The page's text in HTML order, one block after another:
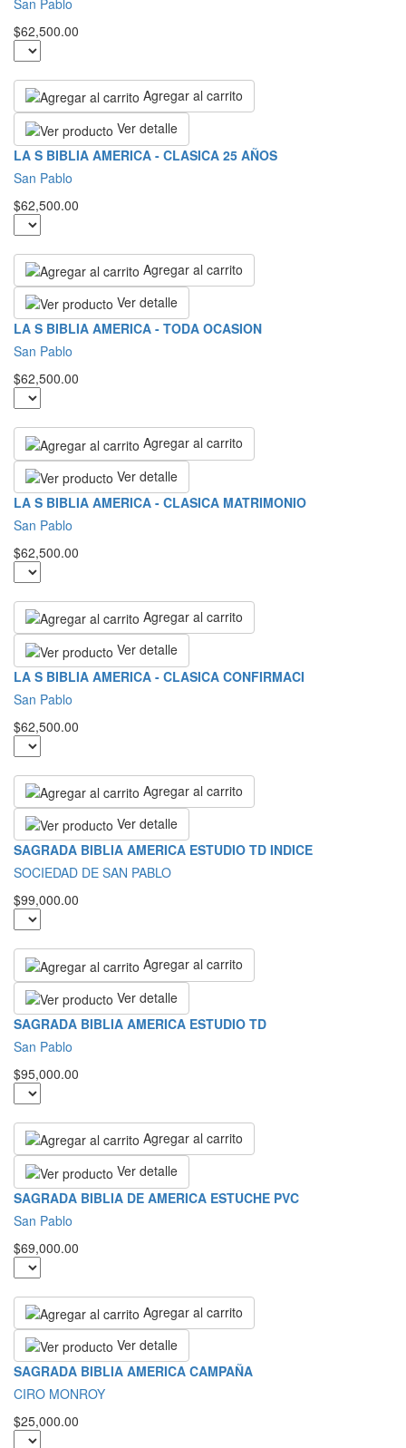
San Pablo
$62,500.00
Agregar al carrito
Ver detalle
LA S BIBLIA AMERICA - CLASICA 25 AÑOS
San Pablo
$62,500.00
Agregar al carrito
Ver detalle
LA S BIBLIA AMERICA - TODA OCASION
San Pablo
$62,500.00
Agregar al carrito
Ver detalle
LA S BIBLIA AMERICA - CLASICA MATRIMONIO
San Pablo
$62,500.00
Agregar al carrito
Ver detalle
LA S BIBLIA AMERICA - CLASICA CONFIRMACI
San Pablo
$62,500.00
Agregar al carrito
Ver detalle
SAGRADA BIBLIA AMERICA ESTUDIO TD INDICE
SOCIEDAD DE SAN PABLO
$99,000.00
Agregar al carrito
Ver detalle
SAGRADA BIBLIA AMERICA ESTUDIO TD
San Pablo
$95,000.00
Agregar al carrito
Ver detalle
SAGRADA BIBLIA DE AMERICA ESTUCHE PVC
San Pablo
$69,000.00
Agregar al carrito
Ver detalle
SAGRADA BIBLIA AMERICA CAMPAÑA
CIRO MONROY
$25,000.00